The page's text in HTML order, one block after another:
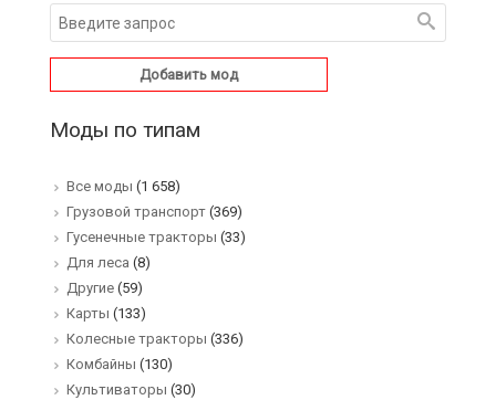
Добавить мод
Моды по типам
Все моды (1 658)
Грузовой транспорт (369)
Гусенечные тракторы (33)
Для леса (8)
Другие (59)
Карты (133)
Колесные тракторы (336)
Комбайны (130)
Культиваторы (30)